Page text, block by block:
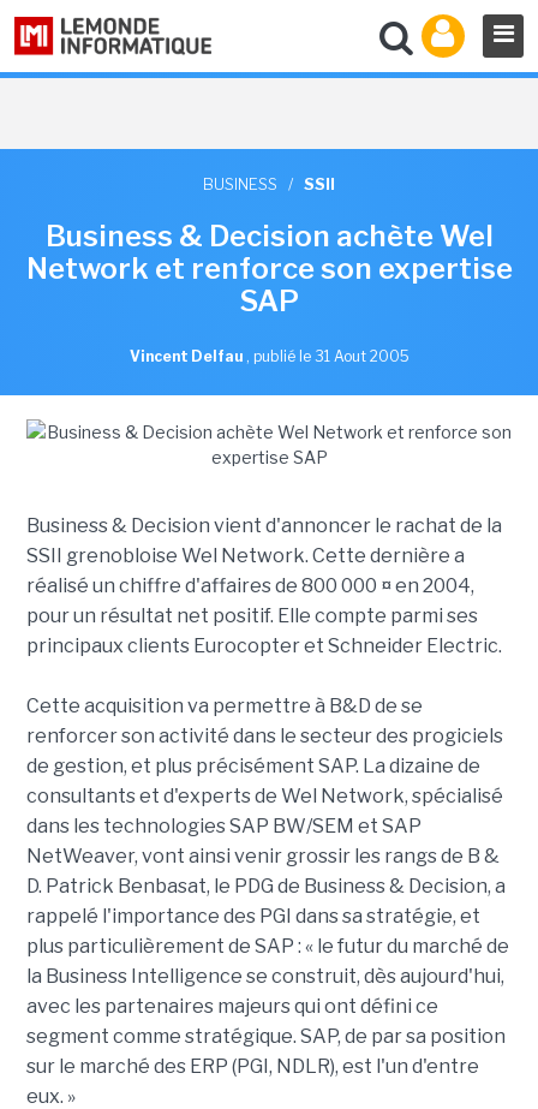
BUSINESS / SSII
Business & Decision achète Wel
Network et renforce son expertise
SAP
Vincent Delfau , publié le 31 Aout 2005
Business & Decision vient d'annoncer le rachat de la
SSII grenobloise Wel Network. Cette dernière a
réalisé un chiffre d'affaires de 800 000 ¤ en 2004,
pour un résultat net positif. Elle compte parmi ses
principaux clients Eurocopter et Schneider Electric.
Cette acquisition va permettre à B&D de se
renforcer son activité dans le secteur des progiciels
de gestion, et plus précisément SAP. La dizaine de
consultants et d'experts de Wel Network, spécialisé
dans les technologies SAP BW/SEM et SAP
NetWeaver, vont ainsi venir grossir les rangs de B &
D. Patrick Benbasat, le PDG de Business & Decision, a
rappelé l'importance des PGI dans sa stratégie, et
plus particulièrement de SAP : « le futur du marché de
la Business Intelligence se construit, dès aujourd'hui,
avec les partenaires majeurs qui ont défini ce
segment comme stratégique. SAP, de par sa position
sur le marché des ERP (PGI, NDLR), est l'un d'entre
eux. »